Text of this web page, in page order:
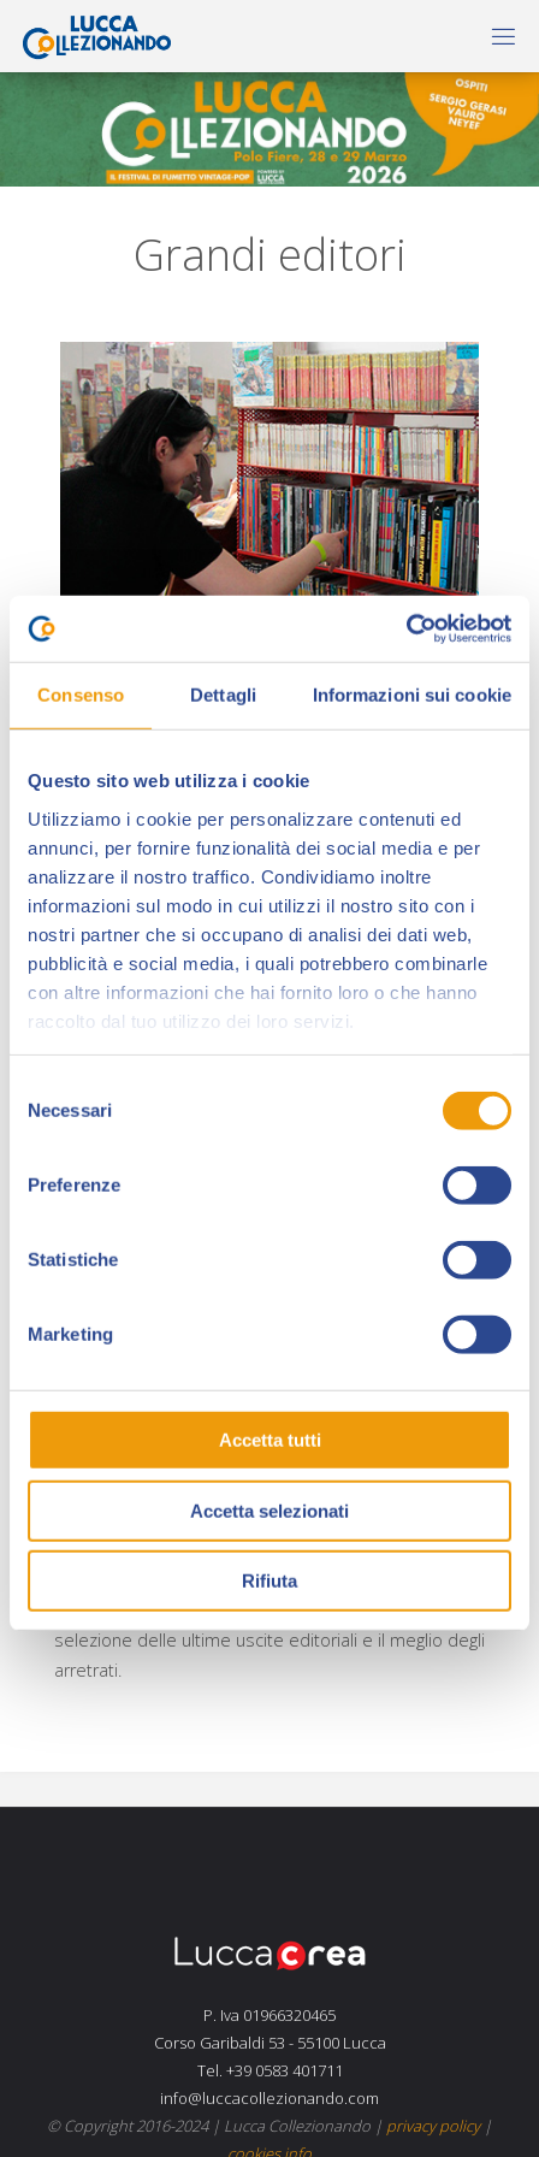
Consenso Dettagli Informazioni sui cookie
Questo sito web utilizza i cookie
Utilizziamo i cookie per personalizzare contenuti ed
annunci, per fornire funzionalità dei social media e per
analizzare il nostro traffico. Condividiamo inoltre
informazioni sul modo in cui utilizzi il nostro sito con i
nostri partner che si occupano di analisi dei dati web,
pubblicità e social media, i quali potrebbero combinarle
con altre informazioni che hai fornito loro o che hanno
raccolto dal tuo utilizzo dei loro servizi.
delNecessari
Preferenze
Statistiche
Marketing
Accetta tutti
Accetta selezionati
Rifiuta
Grandi editori
mancare la grande editoria del fumetto da collezione,
italiano, americano e giapponese, da una parte con le
pubblicazioni Edizioni BD/JPop, Sergio Bonelli Editore e
Feltrinelli Comics nello stand powered by Games
Academy Funside, e dall’altra con le pubblicazioni
Edizioni Star Comics, Panini e Planet Manga nello
stand powered by Il Collezionista, le due grandi
Un’occasione non solo per acquistare i titoli più amati
e i bestseller, ma anche per esplorare le nuove
recuperare i volumi mancanti per le proprie collezioni
firmacopie e chiacchiere con i lettori anche gli autori
di BD Next, il progetto di Edizioni BD dedicato ai
hai sgarrato”), Catelani & Fabbri (“Tristerio e Vanglorio”)
e Delia Parise (“Gli Squalificati”).
E ancora non mancheranno editori come Tunué, che
presenterà la nuova serie “7CRIMINI” che unisce la
passione per il crime alla conoscenza del Diritto; ed
Edizioni NPE, Segni D’Autore, Kleiner Flug, Double Shot,
Allagalla Editore, Elara e Bugs Comics, con una
selezione delle ultime uscite editoriali e il meglio degli
arretrati.
P. Iva 01966320465
Corso Garibaldi 53 - 55100 Lucca
Tel. +39 0583 401711
info@luccacollezionando.com
© Copyright 2016-2024 | Lucca Collezionando | privacy policy|